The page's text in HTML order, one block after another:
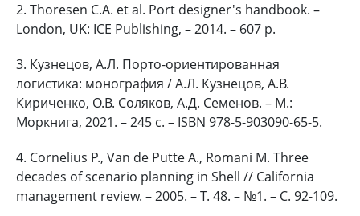
2. Thoresen C.A. et al. Port designer's handbook. –
London, UK: ICE Publishing, – 2014. – 607 p.
3. Кузнецов, А.Л. Порто-ориентированная
логистика: монография / А.Л. Кузнецов, А.В.
Кириченко, О.В. Соляков, А.Д. Семенов. – М.:
Моркнига, 2021. – 245 с. – ISBN 978-5-903090-65-5.
4. Cornelius P., Van de Putte A., Romani M. Three
decades of scenario planning in Shell // California
management review. – 2005. – Т. 48. – №1. – С. 92-109.